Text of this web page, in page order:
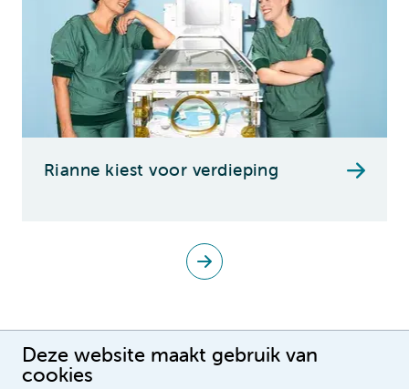
Deze website maakt gebruik van
cookies
Rianne kiest voor verdieping